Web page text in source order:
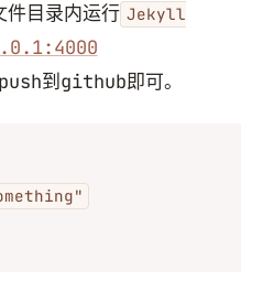
目录内运行 Jekyll
到github即可。